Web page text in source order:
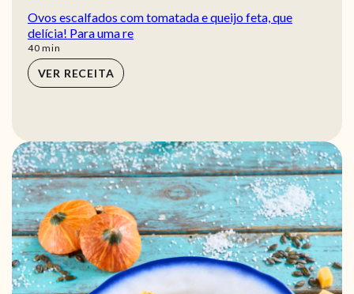
Ovos escalfados com tomatada e queijo feta, que
delícia! Para uma re
40min
min
VER RECEITA